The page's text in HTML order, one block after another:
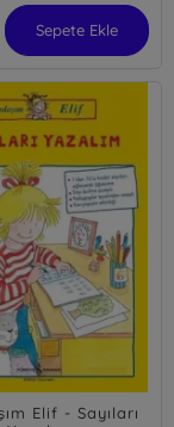
Sepete Ekle
Elif - Sayıları